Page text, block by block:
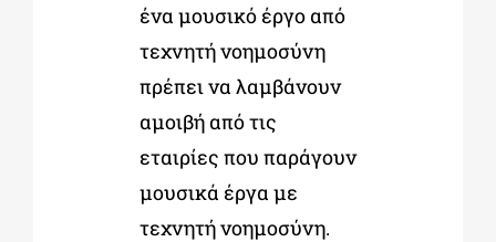
ένα μουσικό έργο από
τεχνητή νοημοσύνη
πρέπει να λαμβάνουν
αμοιβή από τις
εταιρίες που παράγουν
μουσικά έργα με
τεχνητή νοημοσύνη.